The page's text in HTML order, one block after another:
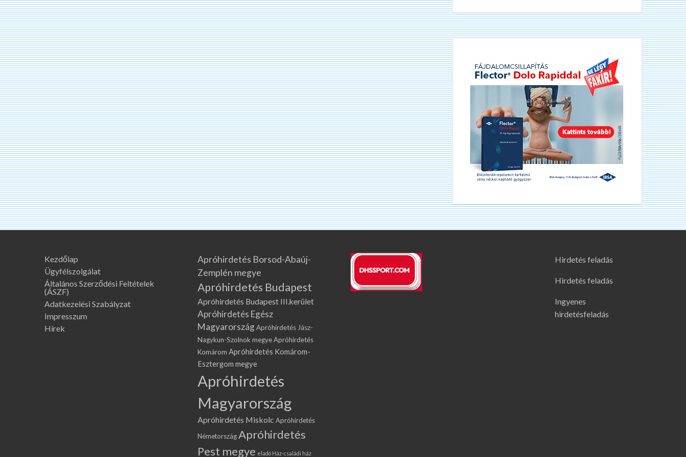
Kezdőlap
Ügyfélszolgálat
Általános Szerződési Feltételek
(ÁSZF)
Adatkezelési Szabályzat
Impresszum
Hírek
Apróhirdetés Borsod-Abaúj-
Zemplén megye
Apróhirdetés Budapest
Apróhirdetés Budapest III.kerület
Apróhirdetés Egész
MagyarországApróhirdetés Jász-
Nagykun-Szolnok megyeApróhirdetés
Komárom Apróhirdetés Komárom-
Esztergom megye
Apróhirdetés
Magyarország
Apróhirdetés Miskolc Apróhirdetés
NémetországApróhirdetés
Pest megye eladó Ház-családi ház
Hirdetés feladás
Hirdetés feladás
Ingyenes
hirdetésfeladás